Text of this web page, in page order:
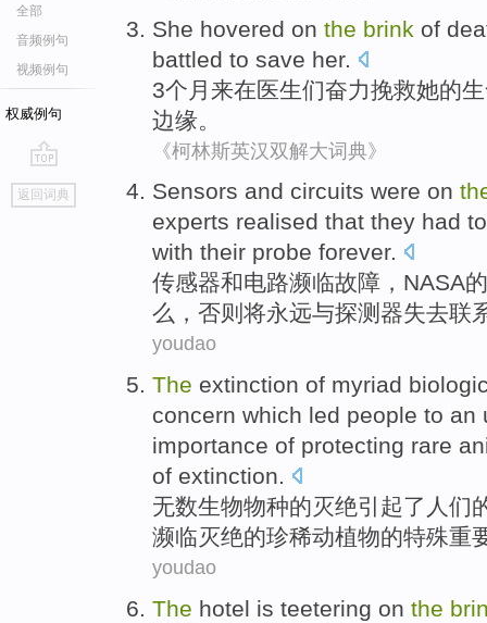
全部
音频例句
视频例句
权威例句
go
top
返回词典
She hovered on the brink of
battled to save her.
3个 月来在医生们奋力挽救她的
边缘。
《柯林斯英汉双解大词典》
Sensors and circuits were on
experts realised that they had to
with their probe forever.
传感器和电路濒临故障 ， NASA的
么 ， 否则 将永远与探测器失去联
youdao
The extinction of myriad
concern which led people to an
importance of protecting rare
of extinction.
无数生物物种的灭绝引起了人们
濒临灭绝的珍稀动植物的特殊重
youdao
The hotel is teetering on the